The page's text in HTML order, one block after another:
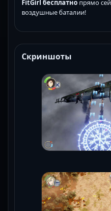
FitGirl бесплатно прямо
воздушные баталии!
Скриншоты